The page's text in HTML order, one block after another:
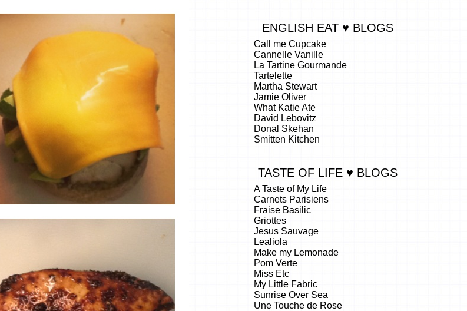
ENGLISH EAT ♥ BLOGS
Call me Cupcake
Cannelle Vanille
La Tartine Gourmande
Tartelette
Martha Stewart
Jamie Oliver
What Katie Ate
David Lebovitz
Donal Skehan
Smitten Kitchen
TASTE OF LIFE ♥ BLOGS
A Taste of My Life
Carnets Parisiens
Fraise Basilic
Griottes
Jesus Sauvage
Lealiola
Make my Lemonade
Pom Verte
Miss Etc
My Little Fabric
Sunrise Over Sea
Une Touche de Rose